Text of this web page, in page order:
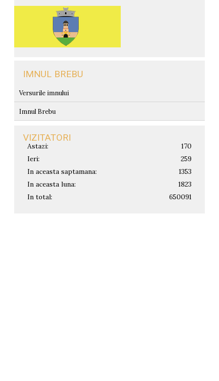
IMNUL BREBU
Versurile imnului
Imnul Brebu
VIZITATORI
Astazi:
170
Ieri:
259
In aceasta saptamana:
1353
In aceasta luna:
1823
In total:
650091